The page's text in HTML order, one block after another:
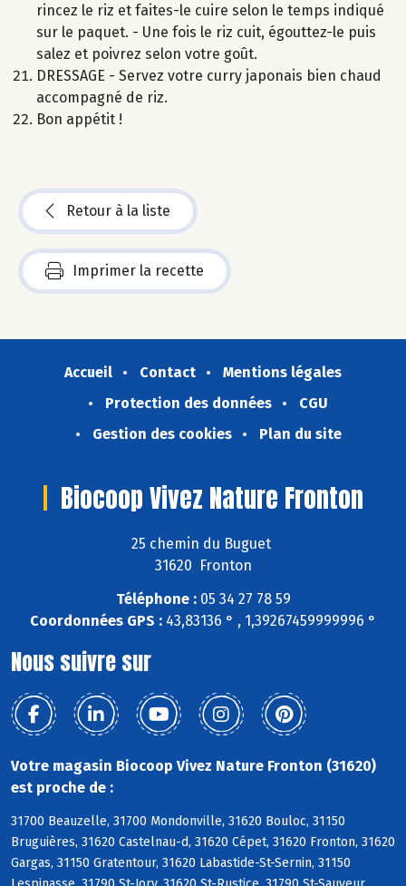
rincez le riz et faites-le cuire selon le temps indiqué
sur le paquet. - Une fois le riz cuit, égouttez-le puis
salez et poivrez selon votre goût.
DRESSAGE - Servez votre curry japonais bien chaud
accompagné de riz.
Bon appétit !
Retour à la liste
Imprimer la recette
Accueil Contact
Mentions légales
Protection des données
CGU
Gestion des cookies
Plan du site
Biocoop Vivez Nature Fronton
25 chemin du Buguet
31620 Fronton
Téléphone :05 34 27 78 59
Coordonnées GPS : 43,83136 ° , 1,39267459999996 °
Nous suivre sur
Votre magasin Biocoop Vivez Nature Fronton (31620)
est proche de :
31700 Beauzelle, 31700 Mondonville, 31620 Bouloc, 31150
Bruguières, 31620 Castelnau-d, 31620 Cépet, 31620 Fronton, 31620
Gargas, 31150 Gratentour, 31620 Labastide-St-Sernin, 31150